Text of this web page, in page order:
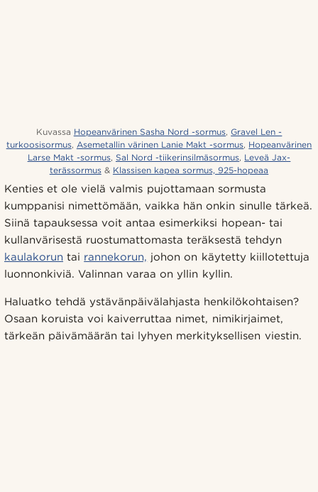
Kuvassa Hopeanvärinen Sasha Nord -sormus,Gravel Len -
turkoosisormus, Asemetallin värinen Lanie Makt -sormus, Hopeanvärinen
Larse Makt -sormus, Sal Nord -tiikerinsilmäsormus, Leveä Jax-
terässormus& Klassisen kapea sormus, 925-hopeaa
Kenties et ole vielä valmis pujottamaan sormusta
kumppanisi nimettömään, vaikka hän onkin sinulle tärkeä.
Siinä tapauksessa voit antaa esimerkiksi hopean- tai
kullanvärisestä ruostumattomasta teräksestä tehdyn
kaulakorun tai rannekorun, johon on käytetty kiillotettuja
luonnonkiviä. Valinnan varaa on yllin kyllin.
Haluatko tehdä ystävänpäivälahjasta henkilökohtaisen?
Osaan koruista voi kaiverruttaa nimet, nimikirjaimet,
tärkeän päivämäärän tai lyhyen merkityksellisen viestin.